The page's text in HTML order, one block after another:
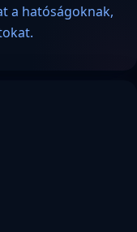
a hatóságoknak,